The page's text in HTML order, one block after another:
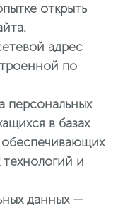
открыть
адрес
по
персональных
в базах
и
данных —